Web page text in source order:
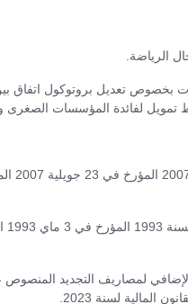
بخصوص تعديل بروتوكول اتفاق
1)